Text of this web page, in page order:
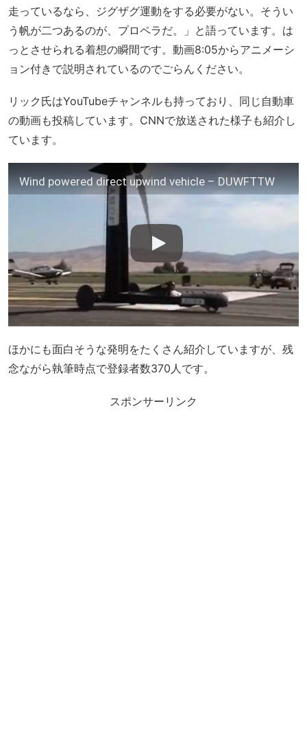
走っているなら、ジグザグ運動をする必要がない。そうい
う帆が二つあるのが、プロペラだ。」と語っています。は
っとさせられる着想の瞬間です。動画8:05からアニメーシ
ョン付きで説明されているのでごらんください。
リック氏はYouTubeチャンネルも持っており、同じ自動車
の動画も投稿しています。CNNで放送された様子も紹介し
ています。
Wind powered direct upwind vehicle – DUWFTTW
ほかにも面白そうな発明をたくさん紹介していますが、残
念ながら執筆時点で登録者数370人です。
スポンサーリンク